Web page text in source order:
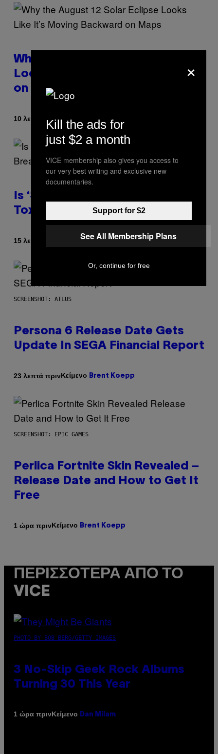
Why the August 12 Solar Eclipse
Looks Like It’s Moving Backward
on Maps
10 λεπτά πρινΚείμενο Ashley Fike
Is ‘Soft Blocking’ a Healthy or
Toxic Breakup Trend?
15 λεπτά πριν ΚείμενοSammi Caramela
SCREENSHOT: ATLUS
Persona 6 Release Date Gets
Update In SEGA Financial Report
23 λεπτά πρινΚείμενο Brent Koepp
SCREENSHOT: EPIC GAMES
Perlica Fortnite Skin Revealed –
Release Date and How to Get It
Free
1 ώρα πρινΚείμενο Brent Koepp
ΠΕΡΙΣΣΌΤΕΡΑ ΑΠΌ ΤΟ
VICE
PHOTO BY BOB BERG/GETTY IMAGES
3 No-Skip Geek Rock Albums
Turning 30 This Year
1 ώρα πρινΚείμενο Dan Milam
×
Kill the ads for
just $2 a month
VICE membership also gives you access to
our very best writing and exclusive new
documentaries.
Support for $2
See All Membership Plans
Or, continue for free